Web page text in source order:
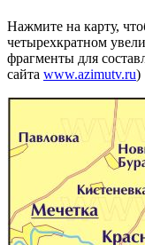
Нажмите на карту,
четырехкратном
фрагменты для
сайта www.azimutv.ru)